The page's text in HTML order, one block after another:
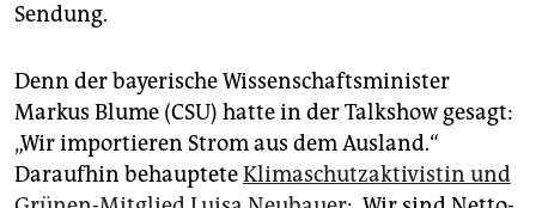
Sendung.
Denn der bayerische Wissenschaftsminister
Markus Blume (CSU) hatte in der Talkshow gesagt:
„Wir importieren Strom aus dem Ausland.“
Daraufhin behaupteteKlimaschutzaktivistin und